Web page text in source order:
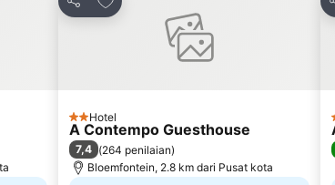
Bagikan
2 Bintang
Hotel
A Contempo Guesthouse
7,4 (264 penilaian)
Bloemfontein, 2.8 km dari Pusat kota